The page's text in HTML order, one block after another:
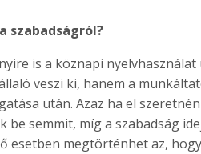
szabadságról?
is a köznapi
veszi ki, hanem a
után. Azaz ha el
be semmit, míg a szabadság
esetben megtörténhet az,